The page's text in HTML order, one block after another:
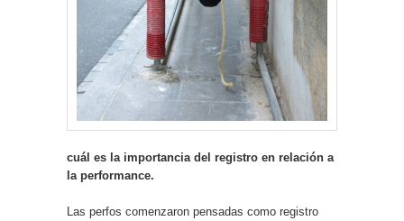
cuál es la importancia del registro en relación a
la performance.
Las perfos comenzaron pensadas como registro